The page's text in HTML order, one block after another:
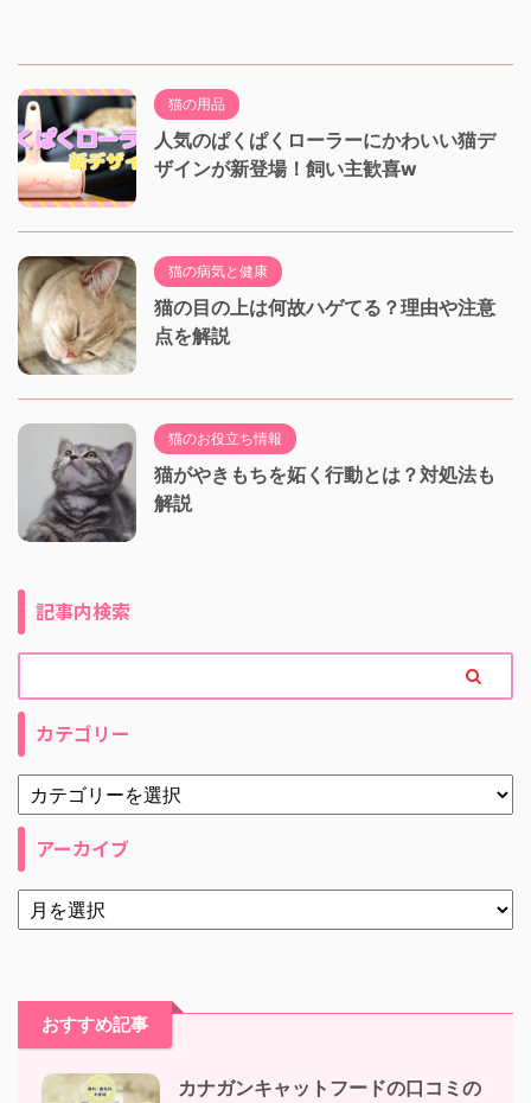
猫の用品
人気のぱくぱくローラーにかわいい猫デ
ザインが新登場！飼い主歓喜w
猫の病気と健康
猫の目の上は何故ハゲてる？理由や注意
点を解説
猫のお役立ち情報
猫がやきもちを妬く行動とは？対処法も
解説
記事内検索
カテゴリー
アーカイブ
おすすめ記事
カナガンキャットフードの口コミの